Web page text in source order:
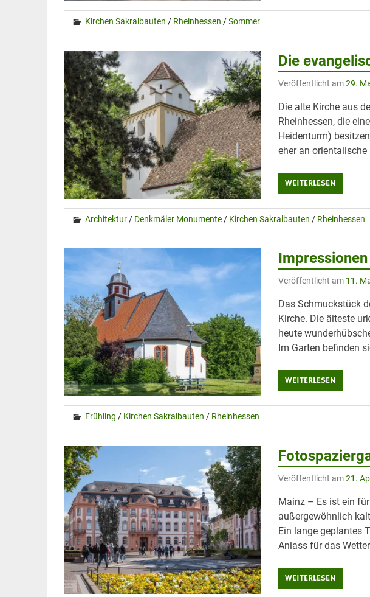
Kirchen Sakralbauten / Rheinhessen /Sommer
Die
Veröffentlicht am29.
Die alte Kirche aus
Rheinhessen, die
Heidenturm)
eher an orientalische
WEITERLESEN
Architektur/ Denkmäler Monumente/ Kirchen Sakralbauten / Rheinhessen
Veröffentlicht am 11.
Das Schmuckstück
Kirche. Die älteste
heute
Im Garten befinden
WEITERLESEN
Frühling / Kirchen Sakralbauten / Rheinhessen
Veröffentlicht am21.
Mainz – Es ist ein
außergewöhnlich
Ein lange geplantes
Anlass für das
WEITERLESEN